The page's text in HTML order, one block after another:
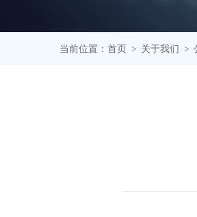
当前位置：首页 > 关于我们 >